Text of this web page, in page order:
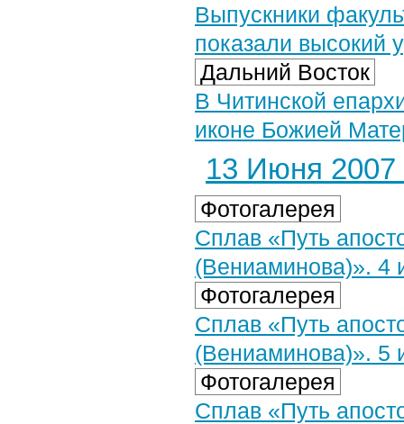
Выпускники
показали высокий
Дальний Восток
В Читинской
иконе Божией
13 Июня 2007
Фотогалерея
Сплав «Путь
(Вениаминова)». 4
Фотогалерея
Сплав «Путь
(Вениаминова)». 5
Фотогалерея
Сплав «Путь